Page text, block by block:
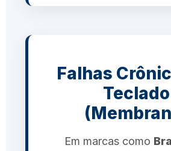
Falhas
Teclado
Em marcas como